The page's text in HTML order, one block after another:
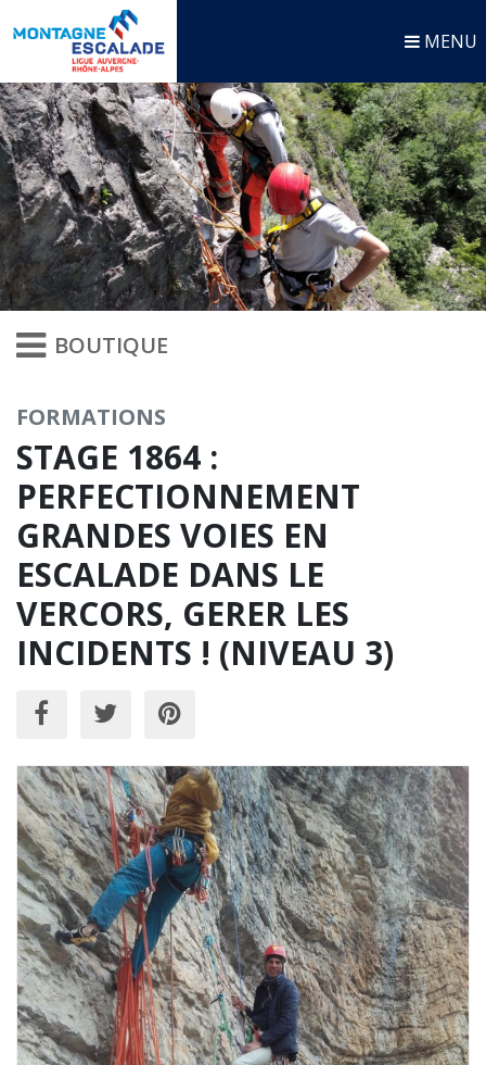
MENU
BOUTIQUE
FORMATIONS
STAGE 1864 :
PERFECTIONNEMENT
GRANDES VOIES EN
ESCALADE DANS LE
VERCORS, GERER LES
INCIDENTS ! (NIVEAU 3)